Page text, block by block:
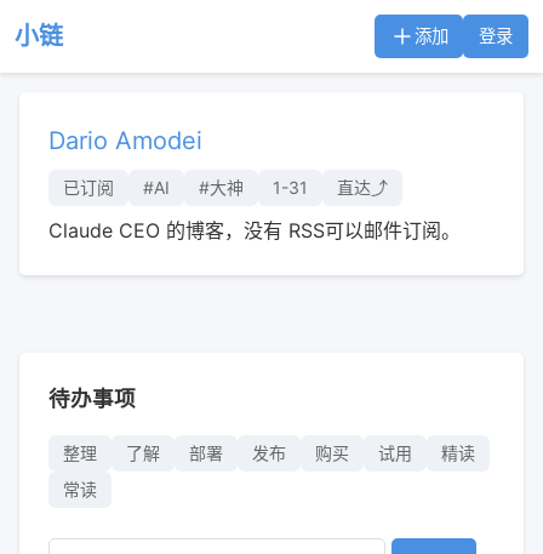
小链 添加 登录
Dario Amodei
已订阅 #AI #大神 1-31 直达⤴︎
Claude CEO 的博客，没有 RSS可以邮件订阅。
待办事项
整理 了解 部署 发布 购买 试用
精读
常读